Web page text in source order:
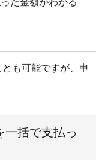
も可能ですが、申
一括で支払っ